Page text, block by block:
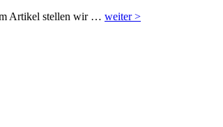
Artikel stellen wir … weiter >